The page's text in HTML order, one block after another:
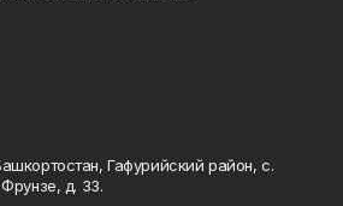
Гафурийский район, с.
д. 33.